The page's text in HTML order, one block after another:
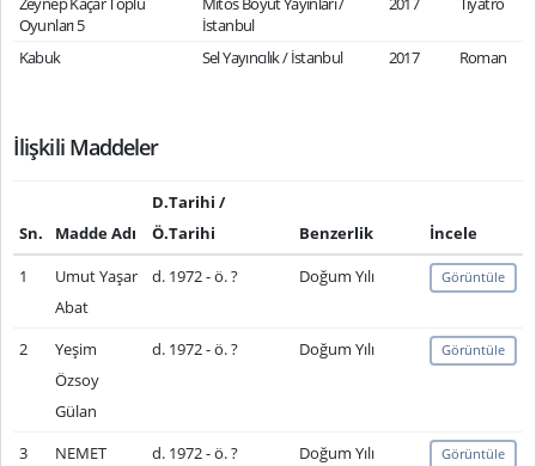
Oyunları 5
İstanbul
Kabuk Sel Yayıncılık / İstanbul 2017 Roman
İlişkili Maddeler
Sn. Madde Adı
D.Tarihi /
Ö.Tarihi
Benzerlik
İncele
1
Umut Yaşar
Abat
d. 1972 - ö. ? Doğum Yılı Görüntüle
2
Yeşim
Özsoy
Gülan
d. 1972 - ö. ? Doğum Yılı Görüntüle
3
NEMET
d. 1972 - ö. ? Doğum Yılı Görüntüle